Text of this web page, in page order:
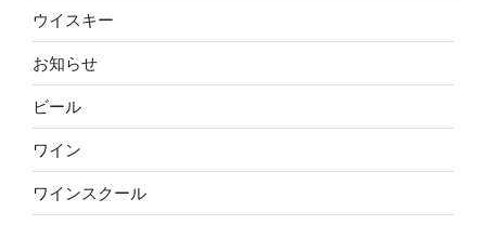
ウイスキー
お知らせ
ビール
ワイン
ワインスクール